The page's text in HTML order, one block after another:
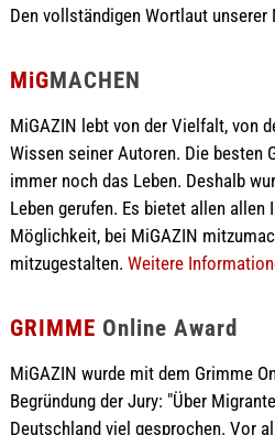
Den vollständigen Wortlaut
MiGMACHEN
MiGAZIN lebt von der Vielfalt, von
Wissen seiner Autoren. Die besten
immer noch das Leben. Deshalb
Leben gerufen. Es bietet allen allen
Möglichkeit, bei MiGAZIN
mitzugestalten. Weitere
GRIMME Online Award
MiGAZIN wurde mit dem Grimme
Begründung der Jury: "Über
Deutschland viel gesprochen. Vor